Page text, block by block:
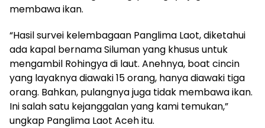
membawa ikan.
“Hasil survei kelembagaan Panglima Laot, diketahui
ada kapal bernama Siluman yang khusus untuk
mengambil Rohingya di laut. Anehnya, boat cincin
yang layaknya diawaki 15 orang, hanya diawaki tiga
orang. Bahkan, pulangnya juga tidak membawa ikan.
Ini salah satu kejanggalan yang kami temukan,”
ungkap Panglima Laot Aceh itu.